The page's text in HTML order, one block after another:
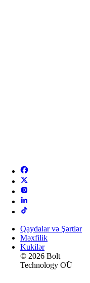
Qaydalar və Şərtlər
Məxfilik
Kukilər
© 2026 Bolt
Technology OÜ